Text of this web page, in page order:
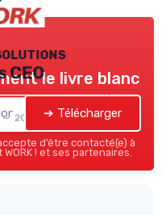
CEO
— 2026
le livre blanc
➔ Télécharger
d’être contacté(e) à
! et ses partenaires.